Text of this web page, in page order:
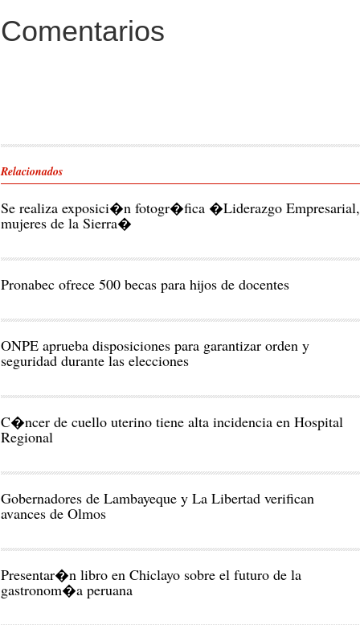
Comentarios
Relacionados
Se realiza exposici�n fotogr�fica �Liderazgo Empresarial,
Pronabec ofrece 500 becas para hijos de docentes
ONPE aprueba disposiciones para garantizar orden y
seguridad durante las elecciones
C�ncer de cuello uterino tiene alta incidencia en Hospital
Regional
Gobernadores de Lambayeque y La Libertad verifican
avances de Olmos
Presentar�n libro en Chiclayo sobre el futuro de la
gastronom�a peruana